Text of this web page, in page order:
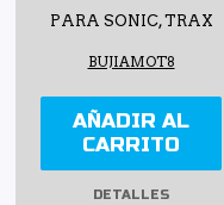
PARA SONIC, TRAX
BUJIAMOT8
AÑADIR AL
CARRITO
DETALLES